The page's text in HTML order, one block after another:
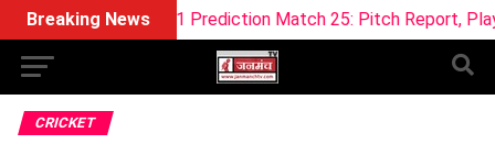
Breaking News
Prediction Match 25: Pitch Report, Playing 11 &
CRICKET